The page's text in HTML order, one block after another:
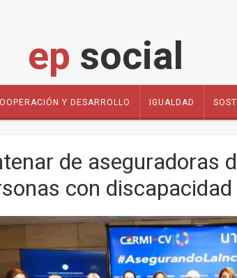
ep social
Y DESARROLLO IGUALDAD
de aseguradoras
con